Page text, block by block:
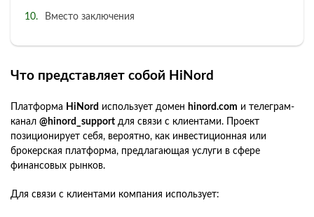
Вместо заключения
Что представляет собой HiNord
Платформа HiNord использует домен hinord.com и телеграм-
канал @hinord_support для связи с клиентами. Проект
позиционирует себя, вероятно, как инвестиционная или
брокерская платформа, предлагающая услуги в сфере
финансовых рынков.
Для связи с клиентами компания использует: